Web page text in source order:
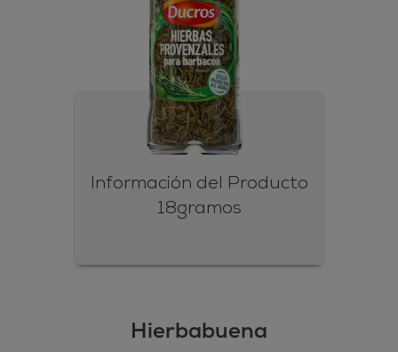
Información del Producto
18gramos
Hierbabuena